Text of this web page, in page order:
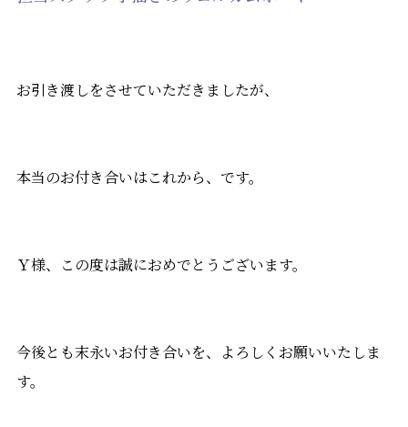
お引き渡しをさせていただきましたが、
本当のお付き合いはこれから、です。
Ｙ様、この度は誠におめでとうございます。
今後とも末永いお付き合いを、よろしくお願いいたしま
す。